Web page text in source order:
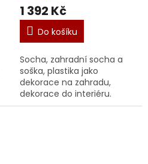
1 392 Kč
Do košíku
Socha, zahradní socha a
soška, plastika jako
dekorace na zahradu,
dekorace do interiéru.
Andílek sedící na srdíčku